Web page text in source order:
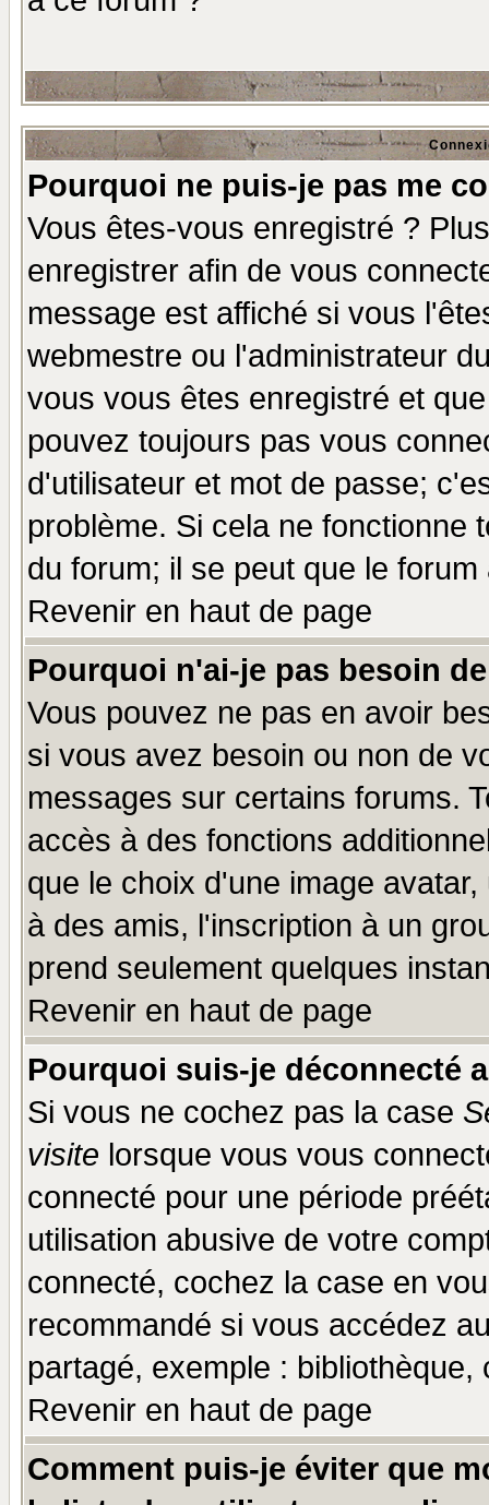
Pourquoi ne puis-je pas me
Vous êtes-vous enregistré ?
enregistrer afin de vous
message est affiché si vous
webmestre ou l'administrateur
vous vous êtes enregistré et
pouvez toujours pas vous
d'utilisateur et mot de passe;
problème. Si cela ne fonctionne
du forum; il se peut que le
Revenir en haut de page
Pourquoi n'ai-je pas besoin
Vous pouvez ne pas en avoir
si vous avez besoin ou non de
messages sur certains forums.
accès à des fonctions
que le choix d'une image
à des amis, l'inscription à un
prend seulement quelques
Revenir en haut de page
Pourquoi suis-je déconnecté
Si vous ne cochez pas la case
visite lorsque vous vous
connecté pour une période
utilisation abusive de votre
connecté, cochez la case en
recommandé si vous accédez
partagé, exemple :
Revenir en haut de page
Comment puis-je éviter que